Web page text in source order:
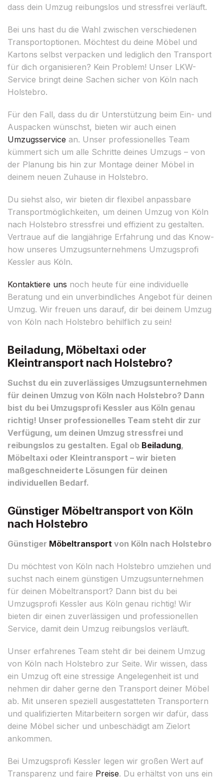
dass dein Umzug reibungslos und stressfrei verläuft.
Bei uns hast du die Wahl zwischen verschiedenen
Transportoptionen. Möchtest du deine Möbel und
Kartons selbst verpacken und lediglich den Transport
für dich organisieren? Kein Problem! Unser LKW-
Service bringt deine Sachen sicher von Köln nach
Holstebro.
Für den Fall, dass du dir Unterstützung beim Ein- und
Auspacken wünschst, bieten wir auch einen
Umzugsservice an. Unser professionelles Team
kümmert sich um alle Schritte deines Umzugs – von
der Planung bis hin zur Montage deiner Möbel in
deinem neuen Zuhause in Holstebro.
Du siehst also, wir bieten dir flexibel anpassbare
Transportmöglichkeiten, um deinen Umzug von Köln
nach Holstebro stressfrei und effizient zu gestalten.
Vertraue auf die langjährige Erfahrung und das Know-
how unseres Umzugsunternehmens Umzugsprofi
Kessler aus Köln.
Kontaktiere uns noch heute für eine individuelle
Beratung und ein unverbindliches Angebot für deinen
Umzug. Wir freuen uns darauf, dir bei deinem Umzug
von Köln nach Holstebro behilflich zu sein!
Beiladung, Möbeltaxi oder
Kleintransport nach Holstebro?
Suchst du ein zuverlässiges Umzugsunternehmen
für deinen Umzug von Köln nach Holstebro? Dann
bist du bei Umzugsprofi Kessler aus Köln genau
richtig! Unser professionelles Team steht dir zur
Verfügung, um deinen Umzug stressfrei und
reibungslos zu gestalten. Egal ob Beiladung,
Möbeltaxi oder Kleintransport – wir bieten
maßgeschneiderte Lösungen für deinen
individuellen Bedarf.
Günstiger Möbeltransport von Köln
nach Holstebro
Günstiger Möbeltransport von Köln nach Holstebro
Du möchtest von Köln nach Holstebro umziehen und
suchst nach einem günstigen Umzugsunternehmen
für deinen Möbeltransport? Dann bist du bei
Umzugsprofi Kessler aus Köln genau richtig! Wir
bieten dir einen zuverlässigen und professionellen
Service, damit dein Umzug reibungslos verläuft.
Unser erfahrenes Team steht dir bei deinem Umzug
von Köln nach Holstebro zur Seite. Wir wissen, dass
ein Umzug oft eine stressige Angelegenheit ist und
nehmen dir daher gerne den Transport deiner Möbel
ab. Mit unseren speziell ausgestatteten Transportern
und qualifizierten Mitarbeitern sorgen wir dafür, dass
deine Möbel sicher und unbeschädigt am Zielort
ankommen.
Bei Umzugsprofi Kessler legen wir großen Wert auf
Transparenz und faire Preise. Du erhältst von uns ein